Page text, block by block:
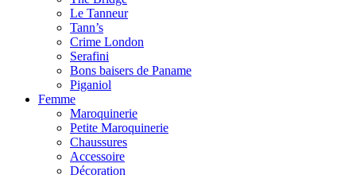
Le Tanneur
Tann’s
Crime London
Serafini
Bons baisers de Paname
Piganiol
Femme
Maroquinerie
Petite Maroquinerie
Chaussures
Accessoire
Décoration